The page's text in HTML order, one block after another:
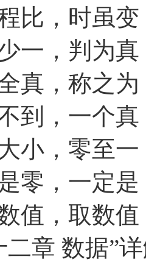
比，时虽
一，判为
真，称之
到，一个
小，零至
零，一定
值，取数
章 数据”